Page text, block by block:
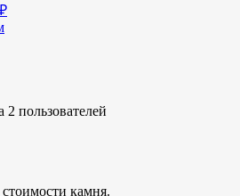
₽
2 пользователей
стоимости камня.